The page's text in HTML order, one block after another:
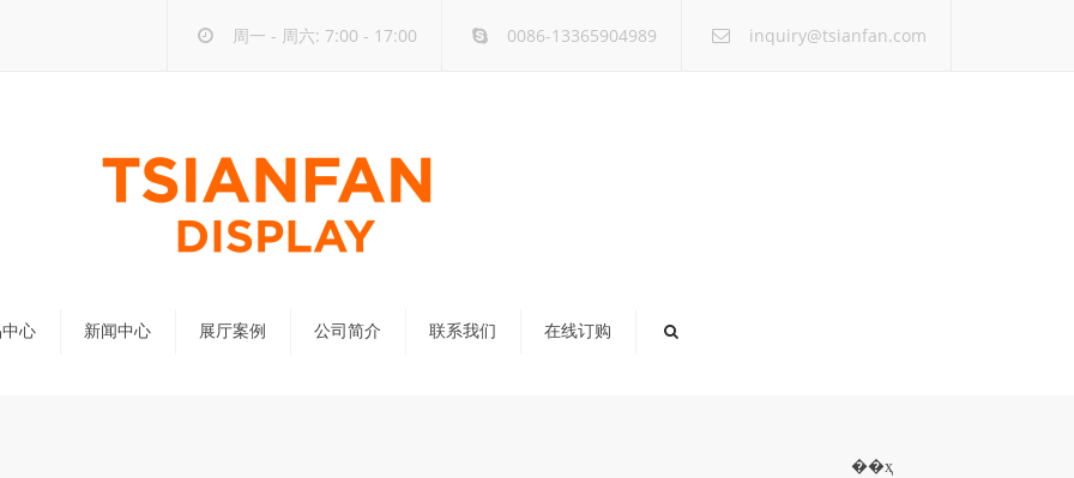
周一 - 周六: 7:00 - 17:00 0086-13365904989 inquiry@tsianfan.com
心 新闻中心 展厅案例 公司简介 联系我们 在线订购
��ҳ